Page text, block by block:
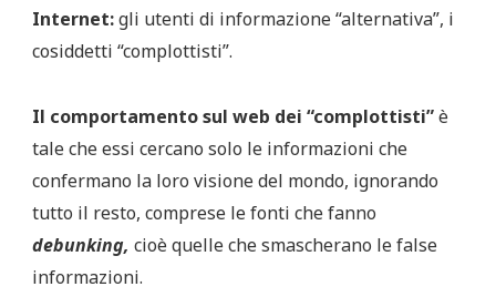
Internet:gli utenti di informazione “alternativa”, i
cosiddetti “complottisti”.
Il comportamento sul web dei “complottisti”è
tale che essi cercano solo le informazioni che
confermano la loro visione del mondo, ignorando
tutto il resto, comprese le fonti che fanno
debunking, cioè quelle che smascherano le false
informazioni.